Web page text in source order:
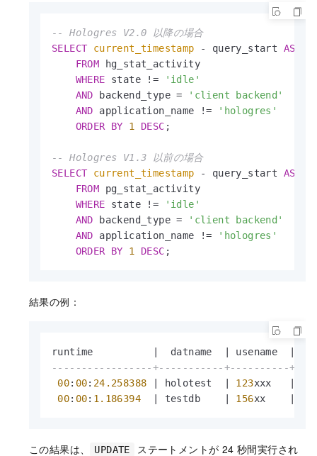
-- Hologres V2.0 以降の場合
SELECT current_timestamp - query_start AS
FROM hg_stat_activity
WHERE state !=
'idle'
AND backend_type =
'client backend'
AND application_name !=
'hologres'
ORDER BY 1 DESC ;
-- Hologres V1.3 以前の場合
SELECT current_timestamp - query_start AS
FROM pg_stat_activity
WHERE state !=
'idle'
AND backend_type =
'client backend'
AND application_name !=
'hologres'
ORDER BY 1 DESC ;
結果の例：
runtime
  datname
usename
-----------------+-----------+----------
00: 00: 24.258388 holotest 123xxx
00: 00: 1.186394 testdb 156xx
この結果は、 UPDATE
ステートメントが 24 秒間実行され